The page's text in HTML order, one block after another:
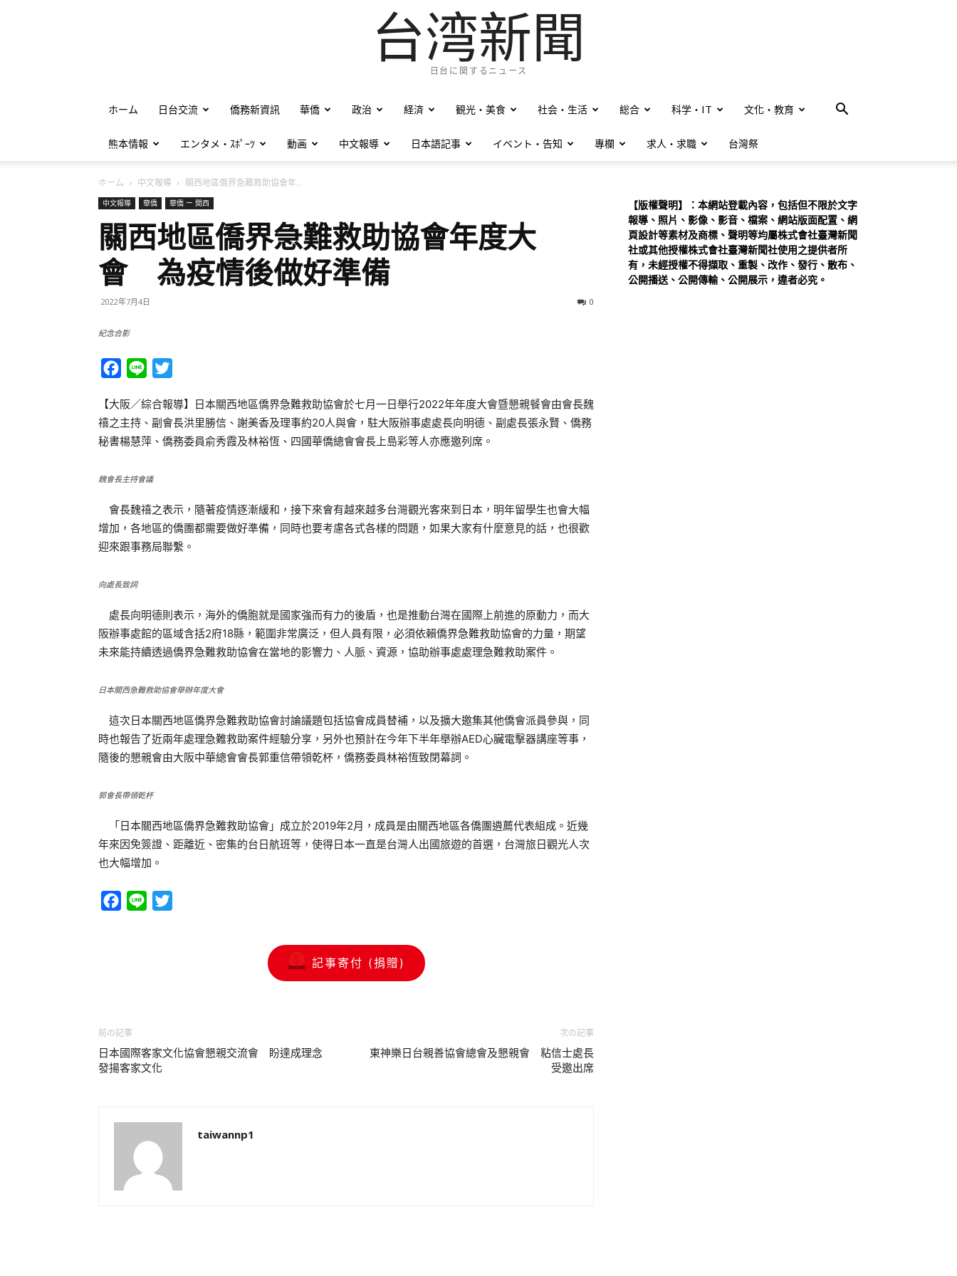
台湾新聞
日台に関するニュース
ホーム 日台交流 僑務新資訊 華僑 政治 経済 観光・美食 社会・生活 総合 科学・IT 文化・教育
熊本情報 エンタメ・ｽﾎﾟｰﾂ 動画 中文報導 日本語記事 イベント・告知 專欄 求人・求職 台灣祭
ホーム 中文報導 關西地區僑界急難救助協會年...
中文報導 華僑 華僑 ー 関西
關西地區僑界急難救助協會年度大
會 為疫情後做好準備
2022年7月4日 0
紀念合影
Facebook
Line
【大阪／綜合報導】日本關西地區僑界急難救助協會於七月一日舉行2022年年度大會暨懇親餐會由會長魏
禧之主持、副會長洪里勝信、謝美香及理事約20人與會，駐大阪辦事處處長向明德、副處長張永賢、僑務
秘書楊慧萍、僑務委員俞秀霞及林裕恆、四國華僑總會會長上島彩等人亦應邀列席。
魏會長主持會議
會長魏禧之表示，隨著疫情逐漸緩和，接下來會有越來越多台灣觀光客來到日本，明年留學生也會大幅
增加，各地區的僑團都需要做好準備，同時也要考慮各式各樣的問題，如果大家有什麼意見的話，也很歡
迎來跟事務局聯繫。
向處長致詞
處長向明德則表示，海外的僑胞就是國家強而有力的後盾，也是推動台灣在國際上前進的原動力，而大
阪辦事處館的區域含括2府18縣，範圍非常廣泛，但人員有限，必須依賴僑界急難救助協會的力量，期望
未來能持續透過僑界急難救助協會在當地的影響力、人脈、資源，協助辦事處處理急難救助案件。
日本關西急難救助協會舉辦年度大會
這次日本關西地區僑界急難救助協會討論議題包括協會成員替補，以及擴大邀集其他僑會派員參與，同
時也報告了近兩年處理急難救助案件經驗分享，另外也預計在今年下半年舉辦AED心臟電擊器講座等事，
隨後的懇親會由大阪中華總會會長郭重信帶領乾杯，僑務委員林裕恆致閉幕詞。
郭會長帶領乾杯
「日本關西地區僑界急難救助協會」成立於2019年2月，成員是由關西地區各僑團遴薦代表組成。近幾
年來因免簽證、距離近、密集的台日航班等，使得日本一直是台灣人出國旅遊的首選，台灣旅日觀光人次
也大幅增加。
Facebook
Line
記事寄付 (捐贈)
前の記事
日本國際客家文化協會懇親交流會 盼達成理念
發揚客家文化
次の記事
東神樂日台親善協會總會及懇親會 粘信士處長
受邀出席
taiwannp1
【版權聲明】：本網站登載內容，包括但不限於文字
報導、照片、影像、影音、檔案、網站版面配置、網
頁設計等素材及商標、聲明等均屬株式會社臺灣新聞
社或其他授權株式會社臺灣新聞社使用之提供者所
有，未經授權不得擷取、重製、改作、發行、散布、
公開播送、公開傳輸、公開展示，違者必究。